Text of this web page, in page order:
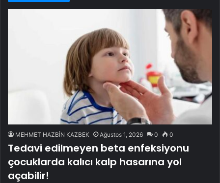
MEHMET HAZBİN KAZBEK Ağustos 1, 2026 0 0
Tedavi edilmeyen beta enfeksiyonu
çocuklarda kalıcı kalp hasarına yol
açabilir!